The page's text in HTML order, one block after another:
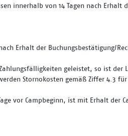
innerhalb von 14 Tagen nach
Erhalt der Buchungsbestätigung/
geleistet, so ist der
Stornokosten gemäß Ziffer 4.3
vor Campbeginn, ist mit Erhalt der